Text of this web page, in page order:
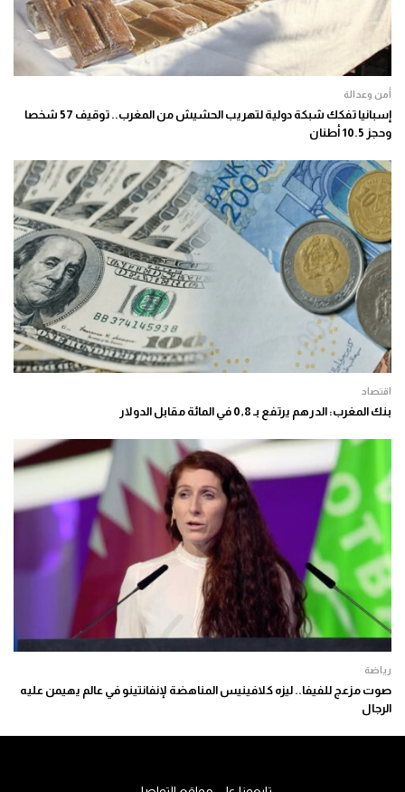
أمن وعدالة
إسبانيا تفكك شبكة دولية لتهريب الحشيش من المغرب.. توقيف 57 شخصا
وحجز 10.5 أطنان
اقتصاد
بنك المغرب: الدرهم يرتفع بـ 0,8 في المائة مقابل الدولار
رياضة
صوت مزعج للفيفا.. ليزه كلافينيس المناهضة لإنفانتينو في عالم يهيمن عليه
الرجال